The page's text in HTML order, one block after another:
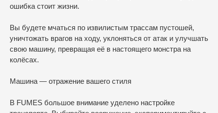
ошибка стоит жизни.
Вы будете мчаться по извилистым трассам пустошей,
уничтожать врагов на ходу, уклоняться от атак и улучшать
свою машину, превращая её в настоящего монстра на
колёсах.
Машина — отражение вашего стиля
В FUMES большое внимание уделено настройке